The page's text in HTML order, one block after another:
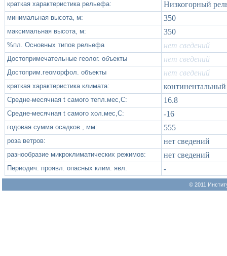
краткая характеристика рельефа:
Низкогорный
минимальная высота, м: 350
максимальная высота, м: 350
%пл. Основных типов рельефа нет сведений
Достопримечательные геолог. объекты нет сведений
Достоприм.геоморфол. объекты нет сведений
краткая характеристика климата: континентальный
Средне-месячная t самого тепл.мес,С: 16.8
Средне-месячная t самого хол.мес,С: -16
годовая сумма осадков , мм: 555
роза ветров: нет сведений
разнообразие микроклиматических режимов: нет сведений
Периодич. проявл. опасных клим. явл. -
© 2011